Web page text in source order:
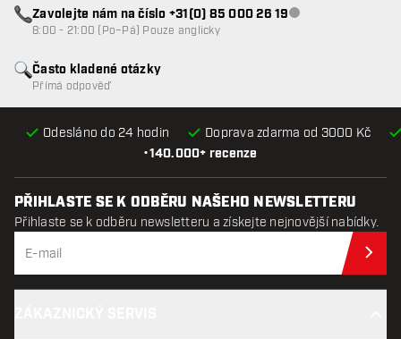
•140.000+ recenze
Odesláno do 24 hodin Doprava zdarma od 3000 Kč
Často kladené otázky
Přímá odpověď
Zavolejte nám na číslo +31(0) 85 000 26 19Zákaznický servis
8:00 - 21:00 (Po–Pá) Pouze anglicky
PŘIHLASTE SE K ODBĚRU NAŠEHO NEWSLETTERU
Přihlaste se k odběru newsletteru a získejte nejnovější nabídky.